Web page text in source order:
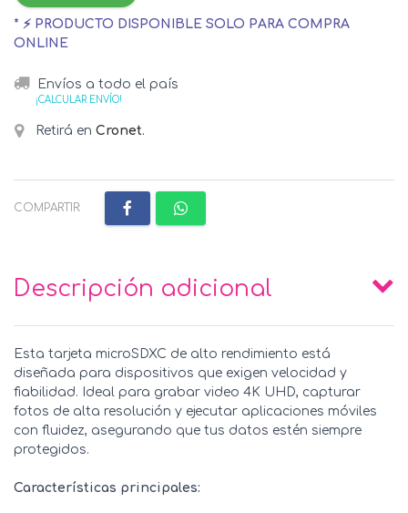
* ⚡ PRODUCTO DISPONIBLE SOLO PARA COMPRA
ONLINE
Envíos a todo el país
¡CALCULAR ENVÍO!
Retirá en Cronet.
COMPARTIR:
Descripción adicional
Esta tarjeta microSDXC de alto rendimiento está
diseñada para dispositivos que exigen velocidad y
fiabilidad. Ideal para grabar video 4K UHD, capturar
fotos de alta resolución y ejecutar aplicaciones móviles
con fluidez, asegurando que tus datos estén siempre
protegidos.
Características principales: